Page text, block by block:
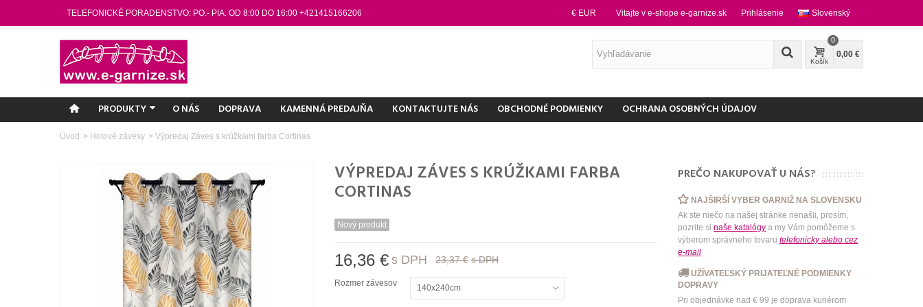
TELEFONICKÉ PORADENSTVO: PO.- PIA. OD 8:00 DO 16:00 +421415166206 Slovenský
Vitajte v e-shope e-garnize.sk Prihlásenie
€ EUR
Košík
0
0,00 €
PRODUKTY O NÁS DOPRAVA KAMENNÁ PREDAJŇA KONTAKTUJTE NÁS OBCHODNÉ PODMIENKY OCHRANA OSOBNÝCH ÚDAJOV
Úvod > Hotové závesy > Výpredaj Záves s krúžkami farba Cortinas
VÝPREDAJ ZÁVES S KRÚŽKAMI FARBA
CORTINAS
Nový produkt
16,36 € s DPH 23,37 € s DPH
Rozmer závesov 140x240cm
PREČO NAKUPOVAŤ U NÁS?
NAJŠIRŠÍ VYBER GARNIŽ NA SLOVENSKU
Ak ste niečo na našej stránke nenašli, prosím,
pozrite si naše katalógya my Vám pomôžeme s
výberom správneho tovaru telefonicky alebo cez
e-mail
UŽÍVATEĽSKÝ PRIJATEĽNÉ PODMIENKY
DOPRAVY
Pri objednávke nad € 99 je doprava kuriérom